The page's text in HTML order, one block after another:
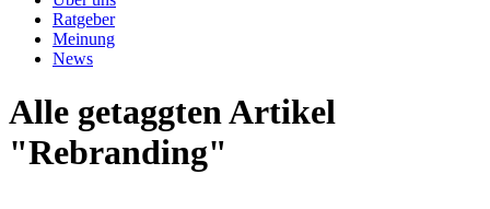
Ratgeber
Meinung
News
Alle getaggten Artikel
"Rebranding"